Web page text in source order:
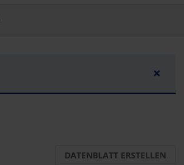
×
DATENBLATT ERSTELLEN